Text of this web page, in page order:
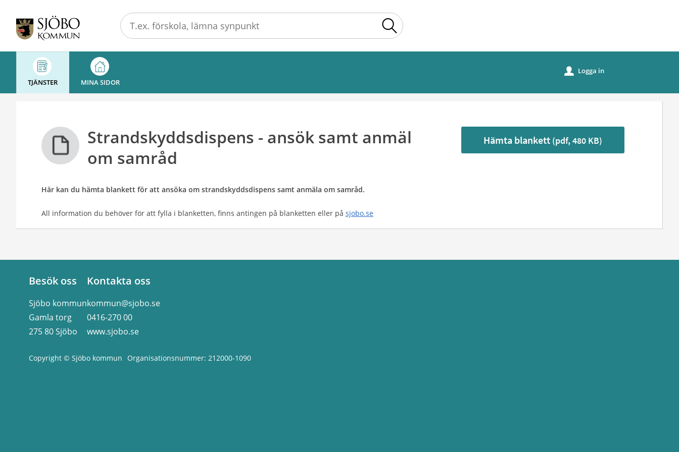
Självservice
-
kommunTJÄNSTER MINA SIDOR
u Logga in
Strandskyddsdispens - ansök samt anmäl
om samråd
Här kan du hämta blankett för att ansöka om strandskyddsdispens samt anmäla om samråd.
All information du behöver för att fylla i blanketten, finns antingen på blanketten eller på sjobo.se
Hämta blankett (pdf, 480 KB)
Besök oss
Sjöbo kommun
Gamla torg
275 80 Sjöbo
Kontakta oss
kommun@sjobo.se
0416-270 00
www.sjobo.se
Copyright © Sjöbo kommun Organisationsnummer: 212000-1090